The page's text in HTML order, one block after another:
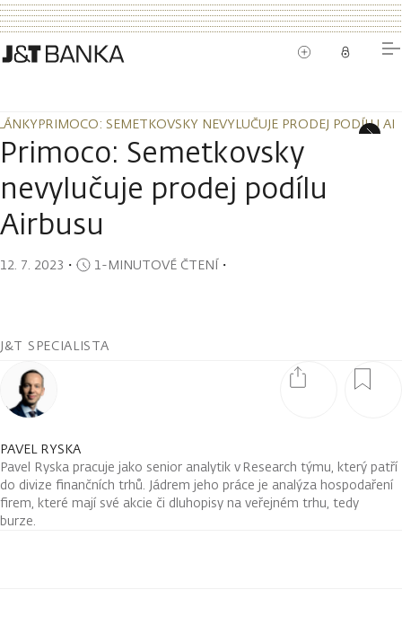
PRIMOCO: SEMETKOVSKY NEVYLUČUJE PRODEJ PODÍLU
PRIMOCO: SEMETKOVSKY NEVYLUČUJE PRODEJ PODÍLU
Primoco: Semetkovsky
nevylučuje prodej podílu
Airbusu
12. 7. 2023 ・ 1-MINUTOVÉ ČTENÍ・
J&T SPECIALISTA
PAVEL RYSKA
Pavel Ryska pracuje jako senior analytik v Research týmu, který patří
do divize finančních trhů. Jádrem jeho práce je analýza hospodaření
firem, které mají své akcie či dluhopisy na veřejném trhu, tedy
burze.